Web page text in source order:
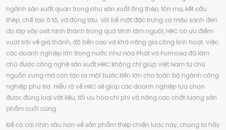
ngành sản xuất quan trọng như sản xuất ống thép, tôn mạ, kết cấu
thép, chế tạo ô tô, và đóng tàu. Với bề mặt đặc trưng có màu xanh đen
do lớp vảy oxit hình thành trong quá trình làm nguội, HRC có ưu điểm
vượt trội về giá thành, độ bền cao và khả năng gia công linh hoạt. Việc
các doanh nghiệp lớn trong nước như Hòa Phát và Formosa đã làm
chủ được công nghệ sản xuất HRC không chỉ giúp Việt Nam tự chủ
nguồn cung mà còn tạo ra một bước tiến lớn cho toàn bộ ngành công
nghiệp phụ trợ. Hiểu rõ về HRC sẽ giúp các doanh nghiệp lựa chọn
được đúng loại vật liệu, tối ưu hóa chi phí và nâng cao chất lượng sản
phẩm cuối cùng.
Để có cái nhìn sâu hơn về sản phẩm thép chiến lược này, chúng ta hãy